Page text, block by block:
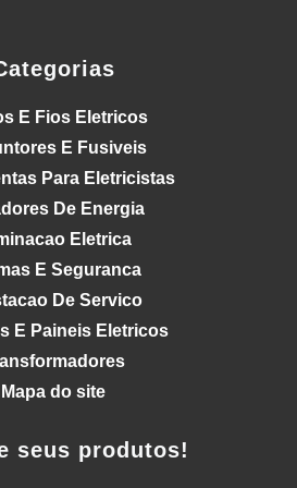
E Fios Eletricos
E Fusiveis
Para Eletricistas
De Energia
Eletrica
E Seguranca
De Servico
E Paineis Eletricos
Mapa do site
seus produtos!